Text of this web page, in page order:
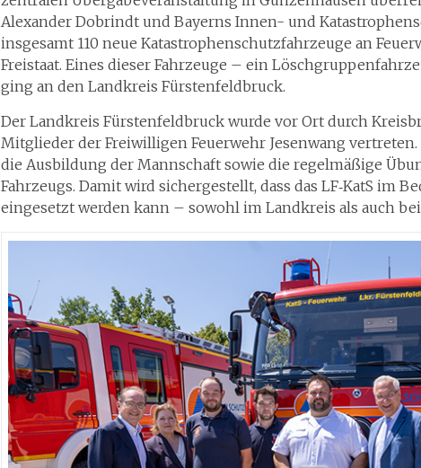
Alexander Dobrindt und Bayerns Innen- und
insgesamt 110 neue Katastrophenschutzfahrzeuge an
Freistaat. Eines dieser Fahrzeuge – ein
ging an den Landkreis Fürstenfeldbruck.
Der Landkreis Fürstenfeldbruck wurde vor Ort durch
Mitglieder der Freiwilligen Feuerwehr Jesenwang
die Ausbildung der Mannschaft sowie die regelmäßige
Fahrzeugs. Damit wird sichergestellt, dass das LF‑KatS im
eingesetzt werden kann – sowohl im Landkreis als auch